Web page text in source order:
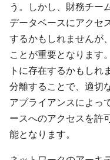
う。しかし、財務チー
データベースにアクセ
するかもしれませんが
ことが重要となります
トに存在するかもしれ
分離することで、適切
アプライアンスによっ
ースへのアクセスを許
能となります。